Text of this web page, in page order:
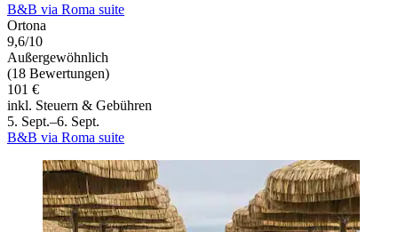
B&B via Roma suite
Ortona
9,6/10
Außergewöhnlich
(18 Bewertungen)
101 €
inkl. Steuern & Gebühren
5. Sept.–6. Sept.
B&B via Roma suite